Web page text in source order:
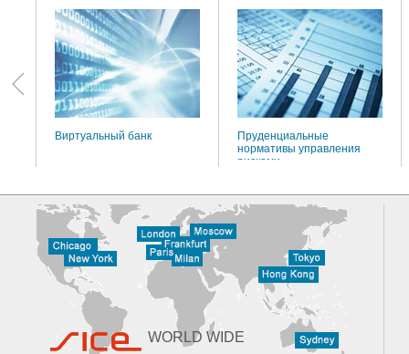
Виртуальный банк
Пруденциальные
нормативы управления
рисками
WORLD WIDE